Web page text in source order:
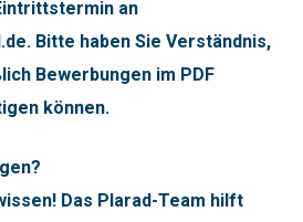
an
. Bitte haben Sie Verständnis,
Bewerbungen im PDF
können.
Das Plarad-Team hilft